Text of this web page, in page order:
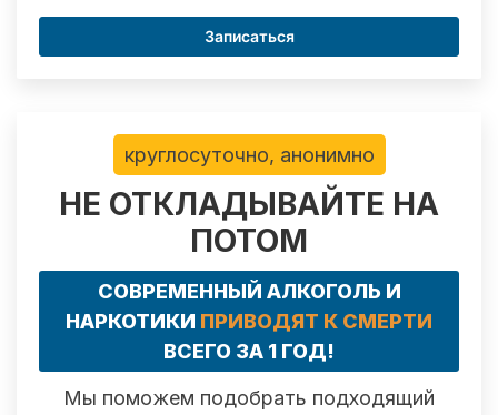
Записаться
круглосуточно, анонимно
НЕ ОТКЛАДЫВАЙТЕ НА
ПОТОМ
СОВРЕМЕННЫЙ АЛКОГОЛЬ И
НАРКОТИКИ ПРИВОДЯТ К СМЕРТИ
ВСЕГО ЗА 1 ГОД!
Мы поможем подобрать подходящий